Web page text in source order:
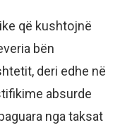
që kushtojnë
bën
deri edhe në
absurde
nga taksat